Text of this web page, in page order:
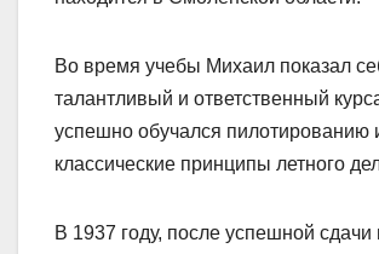
Во время учебы Михаил показал
талантливый и ответственный
успешно обучался пилотированию
классические принципы летного
В 1937 году, после успешной сдачи